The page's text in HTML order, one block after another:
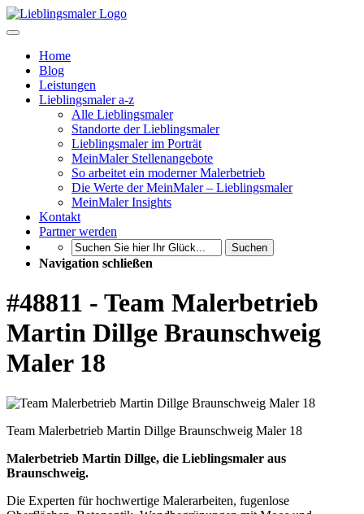
Home
Blog
Leistungen
Lieblingsmaler a-z
Alle Lieblingsmaler
Standorte der Lieblingsmaler
Lieblingsmaler im Porträt
MeinMaler Stellenangebote
So arbeitet ein moderner Malerbetrieb
Die Werte der MeinMaler – Lieblingsmaler
MeinMaler Insights
Kontakt
Partner werden
Suchen
Navigation schließen
#48811 - Team Malerbetrieb
Martin Dillge Braunschweig
Maler 18
Team Malerbetrieb Martin Dillge Braunschweig Maler 18
Malerbetrieb Martin Dillge, die Lieblingsmaler aus
Braunschweig.
Die Experten für hochwertige Malerarbeiten, fugenlose